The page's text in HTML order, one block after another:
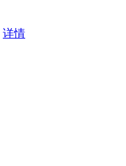
详情